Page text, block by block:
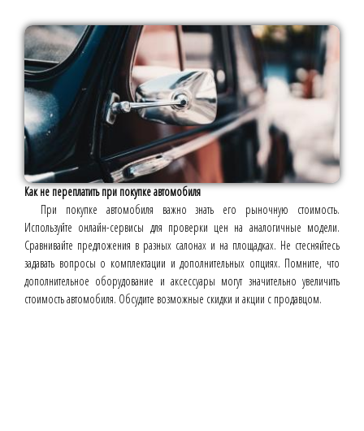
Как не переплатить при покупке автомобиля
При покупке автомобиля важно знать его рыночную стоимость.
Используйте онлайн-сервисы для проверки цен на аналогичные модели.
Сравнивайте предложения в разных салонах и на площадках. Не стесняйтесь
задавать вопросы о комплектации и дополнительных опциях. Помните, что
дополнительное оборудование и аксессуары могут значительно увеличить
стоимость автомобиля. Обсудите возможные скидки и акции с продавцом.